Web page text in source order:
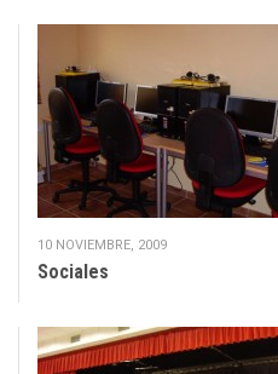
10 NOVIEMBRE, 2009
Sociales